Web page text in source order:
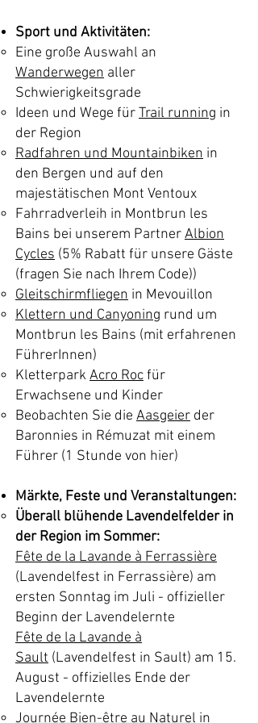
Sport und Aktivitäten:
Eine große Auswahl an
Wanderwegen aller
Schwierigkeitsgrade
Ideen und Wege fürTrail running in
der Region
Radfahren und Mountainbiken in
den Bergen und auf den
majestätischen Mont Ventoux
Fahrradverleih in Montbrun les
Bains bei unserem PartnerAlbion
Cycles (5% Rabatt für unsere Gäste
(fragen Sie nach Ihrem Code))
Gleitschirmfliegen in Mevouillon
Klettern und Canyoning rund um
Montbrun les Bains (mit erfahrenen
FührerInnen)
KletterparkAcro Rocfür
Erwachsene und Kinder
Beobachten Sie die Aasgeier der
Baronnies in Rémuzat mit einem
Führer (1 Stunde von hier)
Märkte, Feste und Veranstaltungen:
Überall blühende Lavendelfelder in
der Region im Sommer:
Fête de la Lavande à Ferrassière
(Lavendelfest in Ferrassière) am
ersten Sonntag im Juli - offizieller
Beginn der Lavendelernte
Fête de la Lavande à
Sault (Lavendelfest in Sault) am 15.
August - offizielles Ende der
Lavendelernte
Journée Bien-être au Naturel in